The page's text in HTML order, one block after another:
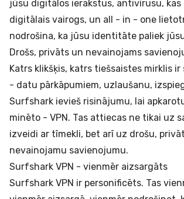
jūsu digitālos ierakstus, antivīrusu, kas
digitālais vairogs, un all - in - one
nodrošina, ka jūsu identitāte paliek
Drošs, privāts un nevainojams
Katrs klikšķis, katrs tiešsaistes mirklis
- datu pārkāpumiem, uzlaušanu,
Surfshark ievieš risinājumu, lai
minēto - VPN. Tas attiecas ne tikai uz
izveidi ar tīmekli, bet arī uz drošu,
nevainojamu savienojumu.
Surfshark VPN - vienmēr aizsargāts
Surfshark VPN ir personificēts. Tas